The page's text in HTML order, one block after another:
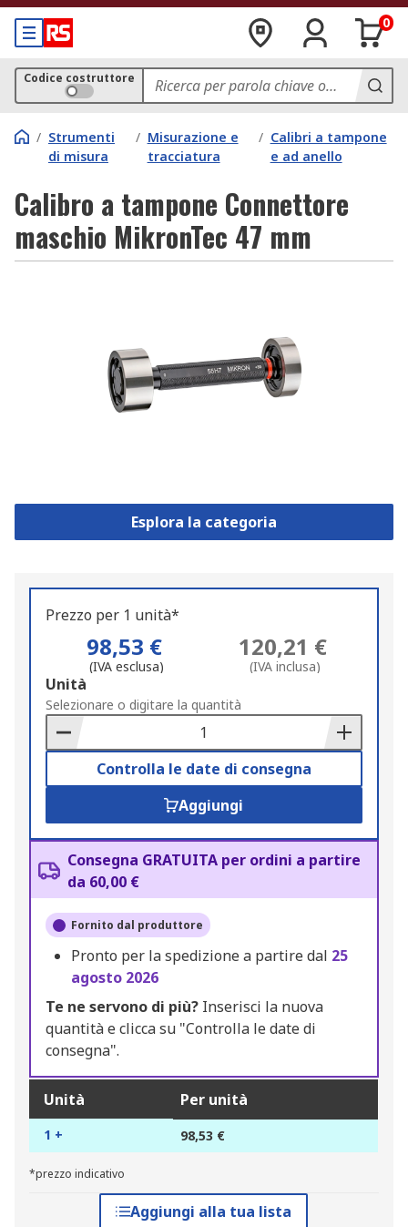
0
Codice costruttore
/ Strumenti
di misura
/ Misurazione e
tracciatura
/ Calibri a tampone
e ad anello
Calibro a tampone Connettore
maschio MikronTec 47 mm
Esplora la categoria
Prezzo per 1 unità*
98,53 €
(IVA esclusa)
120,21 €
(IVA inclusa)
Add
to
Basket
Unità
Selezionare o digitare la quantità
Controlla le date di consegna
Aggiungi
Consegna GRATUITA per ordini a partire
da 60,00 €
Fornito dal produttore
Pronto per la spedizione a partire dal 25
agosto 2026
Te ne servono di più? Inserisci la nuova
quantità e clicca su "Controlla le date di
consegna".
Unità Per unità
1 + 98,53 €
*prezzo indicativo
Aggiungi alla tua lista